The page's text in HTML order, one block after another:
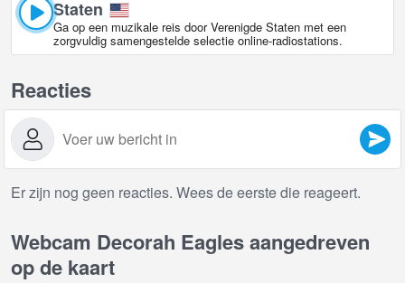
Staten
Ga op een muzikale reis door Verenigde Staten met een
zorgvuldig samengestelde selectie online-radiostations.
Reacties
Er zijn nog geen reacties. Wees de eerste die reageert.
Webcam Decorah Eagles aangedreven
op de kaart